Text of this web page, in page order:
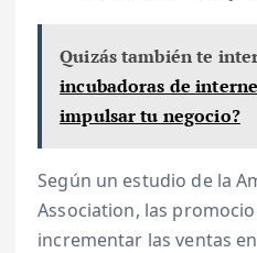
Quizás también te
incubadoras de
impulsar tu negocio?
Según un estudio de la
Association, las
incrementar las ventas